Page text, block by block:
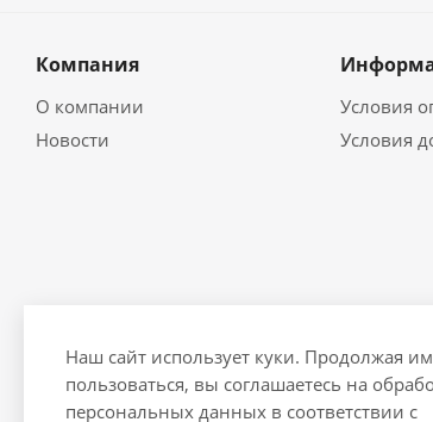
Компания
О компании
Новости
Условия
Условия
Наш сайт использует куки. Продолжая им
пользоваться, вы соглашаетесь на
персональных данных в соответствии с